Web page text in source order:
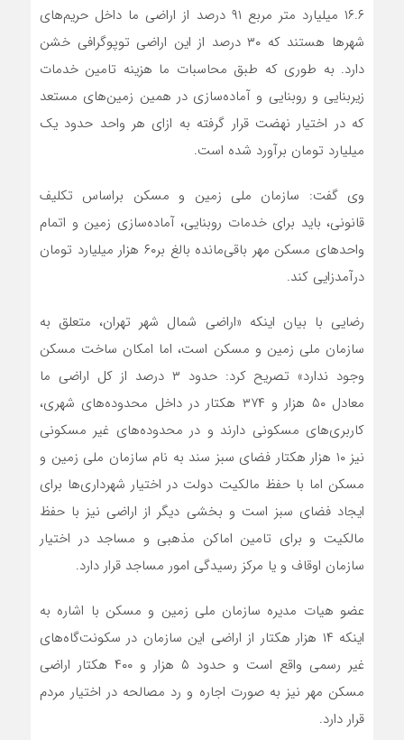
۱۶.۶ میلیارد متر مربع ۹۱ درصد از اراضی ما داخل حریم‌های
شهرها هستند که ۳۰ درصد از این اراضی توپوگرافی خشن
دارد. به طوری که طبق محاسبات ما هزینه تامین خدمات
زیربنایی و روبنایی و آماده‌سازی در همین زمین‌های مستعد
که در اختیار نهضت قرار گرفته به ازای هر واحد حدود یک
میلیارد تومان برآورد شده است.
وی گفت: سازمان ملی زمین و مسکن براساس تکلیف
قانونی، باید برای خدمات روبنایی، آماده‌سازی زمین و اتمام
واحدهای مسکن مهر باقی‌مانده بالغ بر۶۰ هزار میلیارد تومان
درآمدزایی کند.
رضایی با بیان اینکه «اراضی شمال شهر تهران، متعلق به
سازمان ملی زمین و مسکن است، اما امکان ساخت مسکن
وجود ندارد» تصریح کرد: حدود ۳ درصد از کل اراضی ما
معادل ۵۰ هزار و ۳۷۴ هکتار در داخل محدوده‌های شهری،
کاربری‌های مسکونی دارند و در محدوده‌های غیر مسکونی
نیز ۱۰ هزار هکتار فضای سبز سند به نام سازمان ملی زمین و
مسکن اما با حفظ مالکیت دولت در اختیار شهرداری‌ها برای
ایجاد فضای سبز است و بخشی دیگر از اراضی نیز با حفظ
مالکیت و برای تامین اماکن مذهبی و مساجد در اختیار
سازمان اوقاف و یا مرکز رسیدگی امور مساجد قرار دارد.
عضو هیات مدیره سازمان ملی زمین و مسکن با اشاره به
اینکه ۱۴ هزار هکتار از اراضی این سازمان در سکونت‌گاه‌های
غیر رسمی واقع است و حدود ۵ هزار و ۴۰۰ هکتار اراضی
مسکن مهر نیز به صورت اجاره و رد مصالحه در اختیار مردم
قرار دارد.